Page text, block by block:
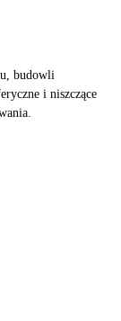
budowli
i niszczące